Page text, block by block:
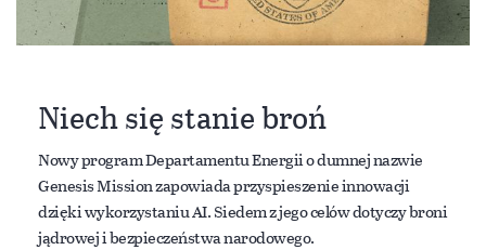
Niech się stanie broń
Nowy program Departamentu Energii o dumnej nazwie
Genesis Mission zapowiada przyspieszenie innowacji
dzięki wykorzystaniu AI. Siedem z jego celów dotyczy broni
jądrowej i bezpieczeństwa narodowego.